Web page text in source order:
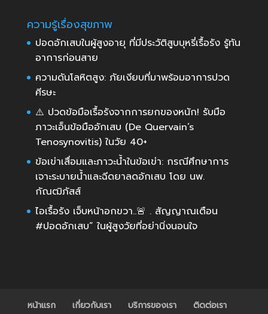
ความรู้เรื่องสุขภาพ
ปอดอักเสบในผู้สูงอายุ ที่มีประวัติสูบบุหรี่เรื้อรัง รู้ทัน
อาการก่อนสาย
ความดันโลหิตสูง: ภัยเงียบที่มาพร้อมอาการปวด
ศีรษะ
⚠️ ปวดข้อมือเรื้อรังจากการยกของหนัก! รับมือ
ภาวะเอ็นข้อมืออักเสบ (De Quervain’s
Tenosynovitis) ในวัย 40+
ข้อเข่าเสื่อมและภาวะน้ำในข้อเข่า: กรณีศึกษาการ
เจาะระบายน้ำและฉีดยาลดอักเสบ โดย นพ.
กัณฒิภัสส์
ไอเรื้อรัง เจ็บหน้าอกขวา..🚨 . สัญญาณเตือน
#ปอดอักเสบ” ในผู้สูงวัยที่อย่านิ่งนอนใจ
หน้าแรก เกี่ยวกับเรา บริการของเรา ติดต่อเรา